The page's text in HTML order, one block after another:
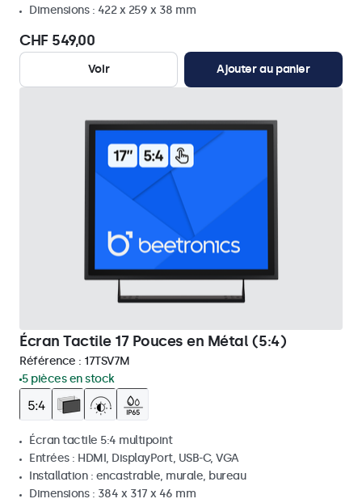
Dimensions : 422 x 259 x 38 mm
CHF 549,00
Voir Ajouter au panier
Écran Tactile 17 Pouces en Métal (5:4)
Référence : 17TSV7M
5 pièces en stock
Écran tactile 5:4 multipoint
Entrées : HDMI, DisplayPort, USB-C, VGA
Installation : encastrable, murale, bureau
Dimensions : 384 x 317 x 46 mm